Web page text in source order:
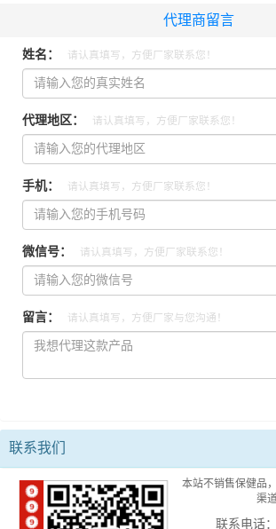
代理商留言
姓名： 请认真填写，方便厂家联系您！
代理地区： 请认真填写，方便厂家联系您！
手机： 请认真填写，方便厂家联系您！
微信号： 请认真填写，方便厂家联系您！
留言： 请认真填写，方便厂家与您沟通！
联系我们
本站不销售保健品
渠
联系电话